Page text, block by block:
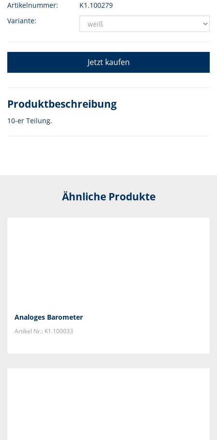
Artikelnummer:
K1.100279
Variante:
Jetzt kaufen
Produktbeschreibung
10-er Teilung.
Ähnliche Produkte
Analoges Barometer
Artikel Nr.: K1.100033